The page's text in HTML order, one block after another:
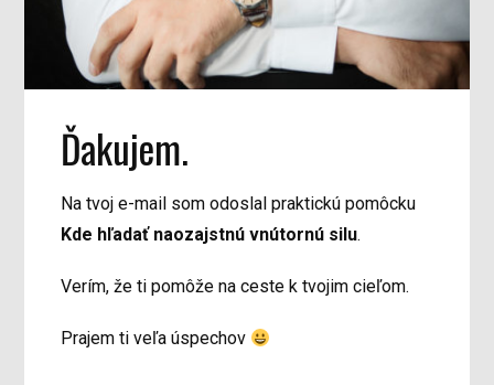
Ďakujem.
Na tvoj e-mail som odoslal praktickú pomôcku
Kde hľadať naozajstnú vnútornú silu.
Verím, že ti pomôže na ceste k tvojim cieľom.
Prajem ti veľa úspechov